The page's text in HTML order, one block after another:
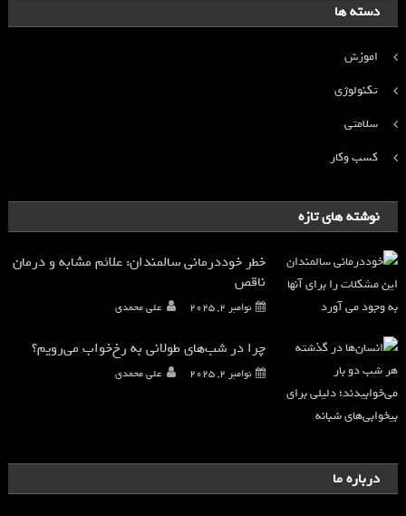
دسته ها
اموزش
تکنولوژی
سلامتی
کسب وکار
نوشته های تازه
خطر خوددرمانی سالمندان: علائم مشابه و درمان
ناقص
نوامبر 2, 2025 علی محمدی
چرا در شب‌های طولانی به رخ‌خواب می‌رویم؟
نوامبر 2, 2025 علی محمدی
درباره ما